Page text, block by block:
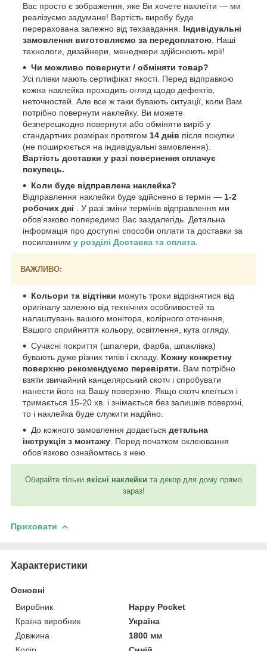
Вас просто є зображення, яке Ви хочете наклеїти — ми
реалізуємо задумане! Вартість виробу буде
перерахована залежно від техзавдання. Індивідуальні
замовлення виготовляємо за передоплатою . Наші
технологи, дизайнери, менеджери здійснюють мрії!
Чи можливо повернути / обміняти товар?
Усі плівки мають сертифікат якості. Перед відправкою
кожна наклейка проходить огляд щодо дефектів,
неточностей. Але все ж таки бувають ситуації, коли Вам
потрібно повернути наклейку. Ви можете
безперешкодно повернути або обміняти виріб у
стандартних розмірах протягом 14 днів після покупки
(не поширюється на індивідуальні замовлення).
Вартість доставки у разі повернення сплачує
покупець.
Коли буде відправлена наклейка?
Відправлення наклейки буде здійснено в термін — 1-2
робочих дні . У разі зміни термінів відправлення ми
обов'язково попередимо Вас заздалегідь. Детальна
інформація про доступні способи оплати та доставки за
посиланням у розділі Доставка та оплата
ВАЖЛИВО:
Кольори та відтінки можуть трохи відрізнятися від
оригіналу залежно від технічних особливостей та
налаштувань вашого монітора, колірного оточення,
Вашого сприйняття кольору, освітлення, кута огляду.
Сучасні покриття (шпалери, фарба, шпаклівка)
бувають дуже різних типів і складу. Кожну конкретну
поверхню рекомендуємо перевіряти. Вам потрібно
взяти звичайний канцелярський скотч і спробувати
нанести його на Вашу поверхню. Якщо скотч клеїться і
тримається 15-20 хв. і знімається без залишків поверхні,
то і наклейка буде служити надійно.
До кожного замовлення додається детальна
інструкція з монтажу . Перед початком оклеювання
обов'язково ознайомтесь з нею.
Обирайте тільки якісні наклейки та декор для дому прямо
зараз!
Приховати
Характеристики
Основні
Виробник
Happy Pocket
Країна виробник
Україна
Довжина
1800 мм